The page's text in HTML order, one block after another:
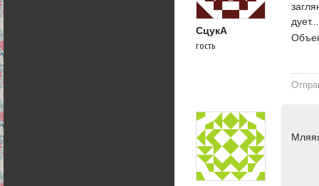
СцукА
гость